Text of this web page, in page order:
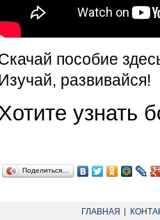
пособие
развивайся!
Поделиться…
ГЛАВНАЯ